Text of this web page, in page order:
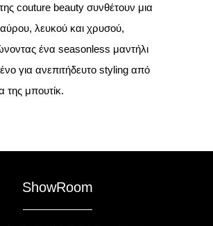
couture beauty συνθέτουν μια
λευκού και χρυσού,
ένα seasonless μαντήλι
για ανεπιτήδευτο styling από
της μπουτίκ.
ShowRoom